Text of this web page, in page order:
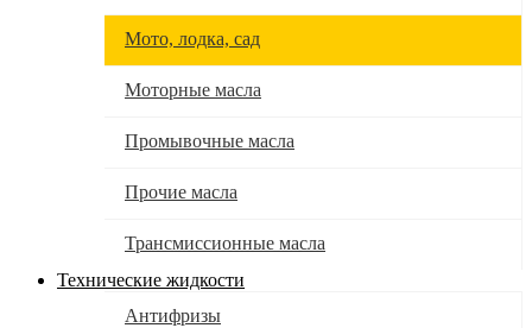
Мото, лодка, сад
Моторные масла
Промывочные масла
Прочие масла
Трансмиссионные масла
Технические жидкости
Антифризы